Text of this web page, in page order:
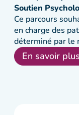
Soutien
Ce parcours
en charge des
déterminé par le
En savoir